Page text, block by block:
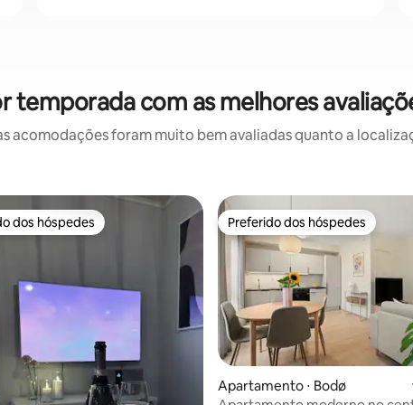
temporada com as melhores
acomodações foram muito bem avaliadas quanto a
dos hóspedes
dos hóspedes Preferido dos hóspedes
Preferido dos hóspedes
Apartamento ⋅ Bodø